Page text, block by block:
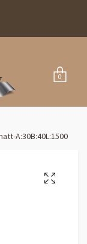
0
A:30B:40L:1500